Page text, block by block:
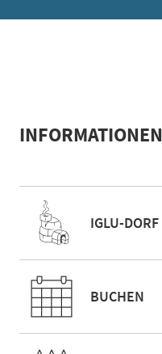
INFORMATIONEN
IGLU-DORF
BUCHEN